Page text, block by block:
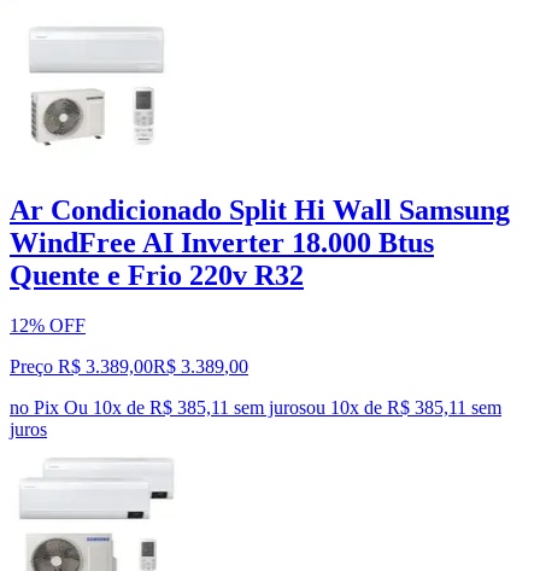
Ar Condicionado Split Hi Wall Samsung
WindFree AI Inverter 18.000 Btus
Quente e Frio 220v R32
12% OFF
Preço R$ 3.389,00R$ 3.389,00
no Pix Ou 10x de R$ 385,11 sem jurosou 10x de R$ 385,11 sem
juros